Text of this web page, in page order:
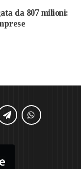
da 807 milioni: